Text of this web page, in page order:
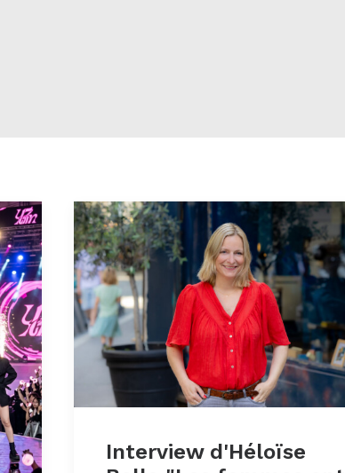
Interview d'Héloïse